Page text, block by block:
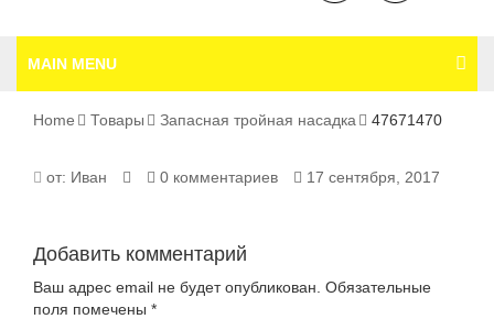
MAIN MENU
Home Товары Запасная тройная насадка 47671470
47671470
от: Иван 0 комментариев 17 сентября, 2017
Добавить комментарий
Ваш адрес email не будет опубликован. Обязательные
поля помечены *